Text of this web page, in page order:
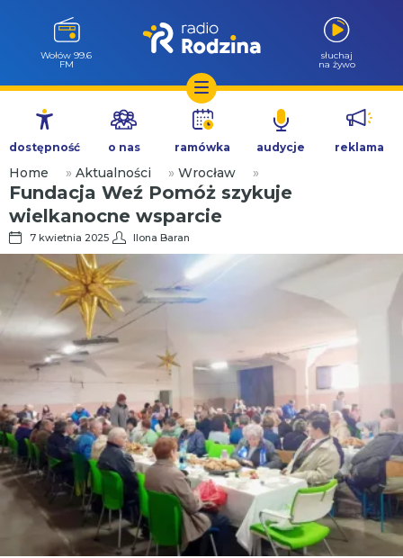
Przejdź
treści
Wołów 99.6
FM
słuchaj
na żywo
dostępność o nas ramówka audycje reklama
Home » Aktualności » Wrocław »
Fundacja Weź Pomóż szykuje
wielkanocne wsparcie
7 kwietnia 2025 Ilona Baran